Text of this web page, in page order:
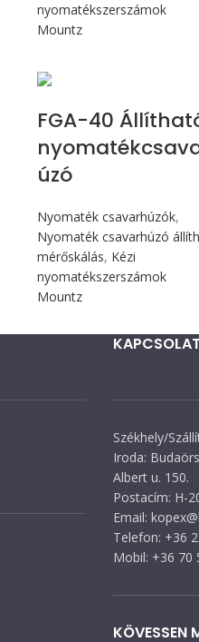
nyomatékszerszámok
Mountz
FGA-40
úzó
Nyomaték csavarhúzók,
Nyomaték csavarhúzó
mérőskálás, Kézi
nyomatékszerszámok
Mountz
KAPCSOLAT
Székhely/
Iroda:
Albert u. 150.
Postacím: H-
Email:
Telefon: +36
Mobil: +36 70
KÖVESSEN